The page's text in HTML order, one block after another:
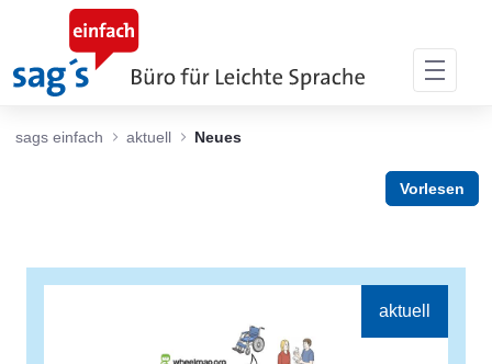
Zum Hauptinhalt springen
sags einfach aktuell Neues
Vorlesen